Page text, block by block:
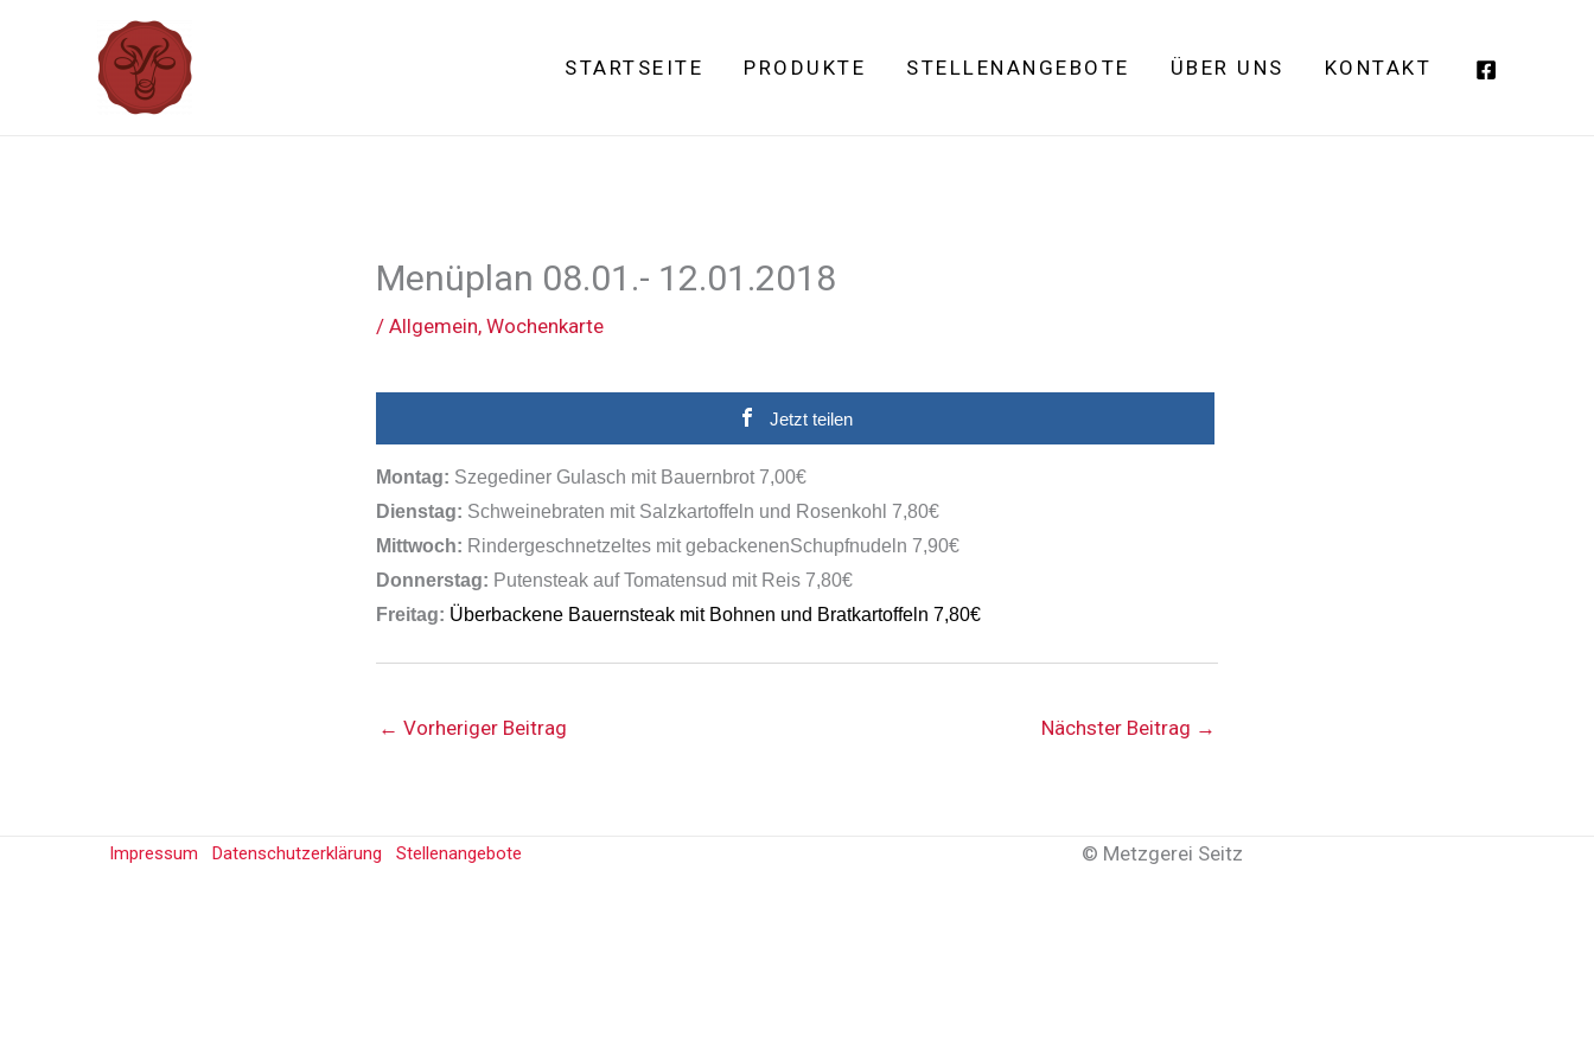
STARTSEITE PRODUKTE STELLENANGEBOTE ÜBER UNS KONTAKT
Menüplan 08.01.- 12.01.2018
/ Allgemein, Wochenkarte
Jetzt teilen
Montag: Szegediner Gulasch mit Bauernbrot7,00€
Dienstag: Schweinebraten mit Salzkartoffeln und Rosenkohl 7,80€
Mittwoch: Rindergeschnetzeltes mit gebackenenSchupfnudeln 7,90€
Donnerstag: Putensteak auf Tomatensud mit Reis 7,80€
Freitag: Überbackene Bauernsteak mit Bohnen und Bratkartoffeln 7,80€
← Vorheriger Beitrag Nächster Beitrag →
Impressum Datenschutzerklärung Stellenangebote © Metzgerei Seitz